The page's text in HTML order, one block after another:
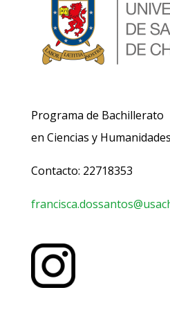
Programa de Bachillerato
en Ciencias y
Contacto: 22718353